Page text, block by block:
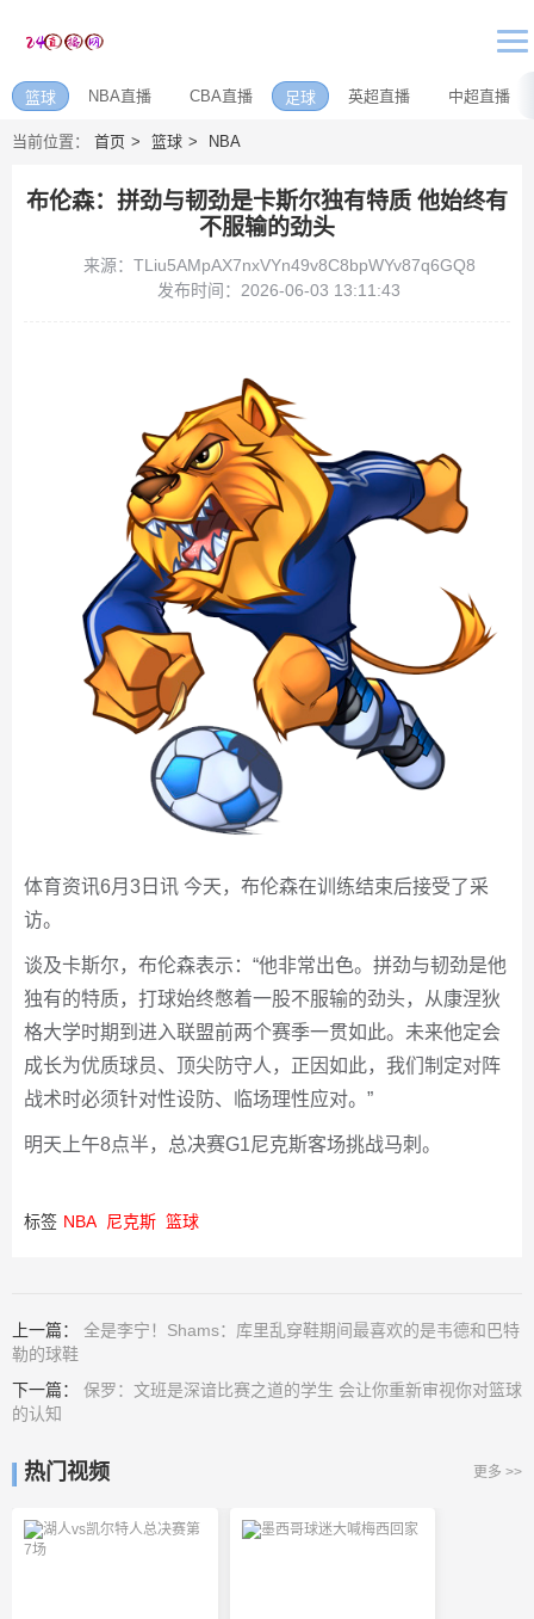
篮球 NBA直播 CBA直播 足球 英超直播 中超直播
当前位置： 首页 篮球 NBA
布伦森：拼劲与韧劲是卡斯尔独有特质 他始终有
不服输的劲头
来源：TLiu5AMpAX7nxVYn49v8C8bpWYv87q6GQ8
发布时间：2026-06-03 13:11:43
体育资讯6月3日讯 今天，布伦森在训练结束后接受了采
访。
谈及卡斯尔，布伦森表示：“他非常出色。拼劲与韧劲是他
独有的特质，打球始终憋着一股不服输的劲头，从康涅狄
格大学时期到进入联盟前两个赛季一贯如此。未来他定会
成长为优质球员、顶尖防守人，正因如此，我们制定对阵
战术时必须针对性设防、临场理性应对。”
明天上午8点半，总决赛G1尼克斯客场挑战马刺。
标签 NBA 尼克斯 篮球
上一篇： 全是李宁！Shams：库里乱穿鞋期间最喜欢的是韦德和巴特
勒的球鞋
下一篇： 保罗：文班是深谙比赛之道的学生 会让你重新审视你对篮球
的认知
热门视频 更多 >>